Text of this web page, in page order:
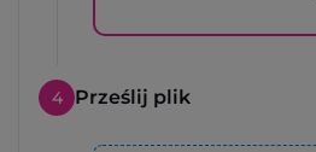
4 Prześlij plik